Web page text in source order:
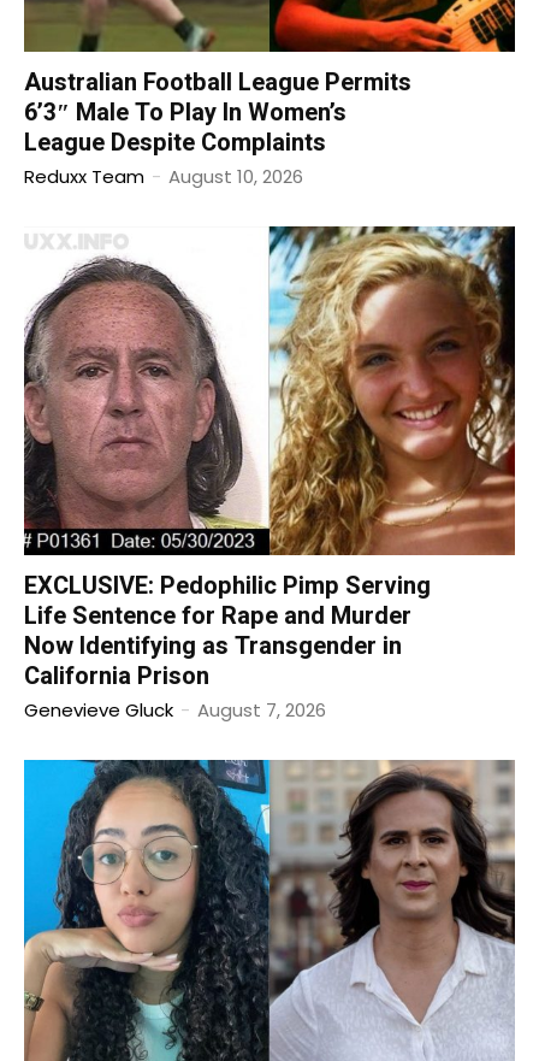
Australian Football League Permits
6’3″ Male To Play In Women’s
League Despite Complaints
Reduxx Team - August 10, 2026
EXCLUSIVE: Pedophilic Pimp Serving
Life Sentence for Rape and Murder
Now Identifying as Transgender in
California Prison
Genevieve Gluck - August 7, 2026